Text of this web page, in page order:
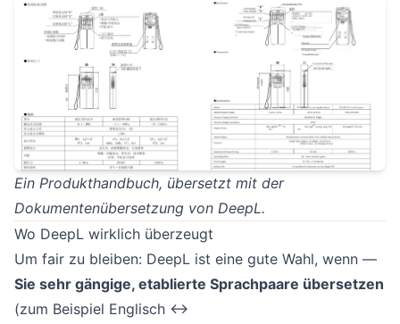
Ein Produkthandbuch, übersetzt mit der
Dokumentenübersetzung von DeepL.
Wo DeepL wirklich überzeugt
Um fair zu bleiben: DeepL ist eine gute Wahl, wenn —
Sie sehr gängige, etablierte Sprachpaare übersetzen
(zum Beispiel Englisch ↔